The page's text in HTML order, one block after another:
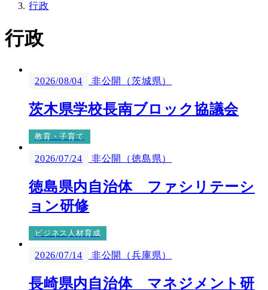
行政
行政
2026/08/04 非公開（茨城県）
茨木県学校長南ブロック協議会
教育・子育て
2026/07/24 非公開（徳島県）
徳島県内自治体 ファシリテーシ
ョン研修
ビジネス人材育成
2026/07/14 非公開（兵庫県）
長崎県内自治体 マネジメント研